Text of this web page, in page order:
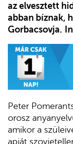
az elvesztett
abban bíznak,
Gorbacsovja.
Peter
orosz
amikor a
apját